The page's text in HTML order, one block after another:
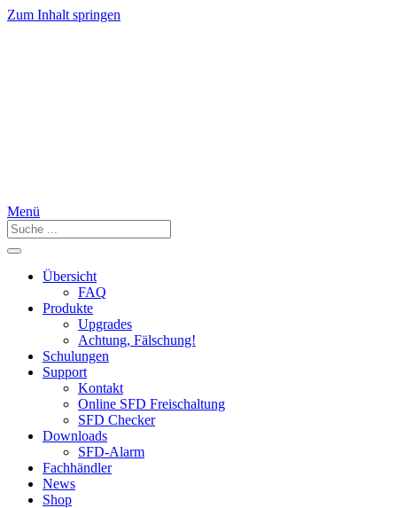
Zum Inhalt springen
Menü
Übersicht
FAQ
Produkte
Upgrades
Achtung, Fälschung!
Schulungen
Support
Kontakt
Online SFD Freischaltung
SFD Checker
Downloads
SFD-Alarm
Fachhändler
News
Shop